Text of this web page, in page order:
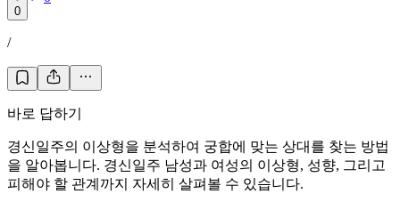
0
/
바로 답하기
경신일주의 이상형을 분석하여 궁합에 맞는 상대를 찾는 방법
을 알아봅니다. 경신일주 남성과 여성의 이상형, 성향, 그리고
피해야 할 관계까지 자세히 살펴볼 수 있습니다.